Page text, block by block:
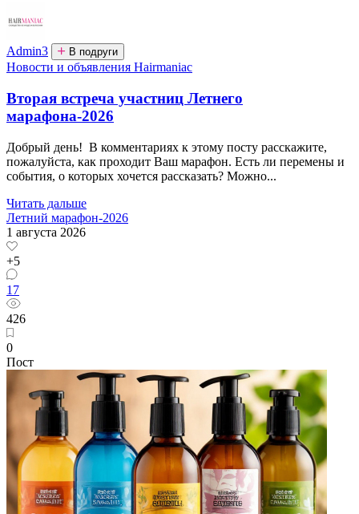
Admin3 В подруги
Новости и объявления Hairmaniac
Вторая встреча участниц Летнего
марафона-2026
Добрый день! В комментариях к этому посту расскажите,
пожалуйста, как проходит Ваш марафон. Есть ли перемены и
события, о которых хочется рассказать? Можно...
Читать дальше
Летний марафон-2026
1 августа 2026
+5
17
426
0
Пост